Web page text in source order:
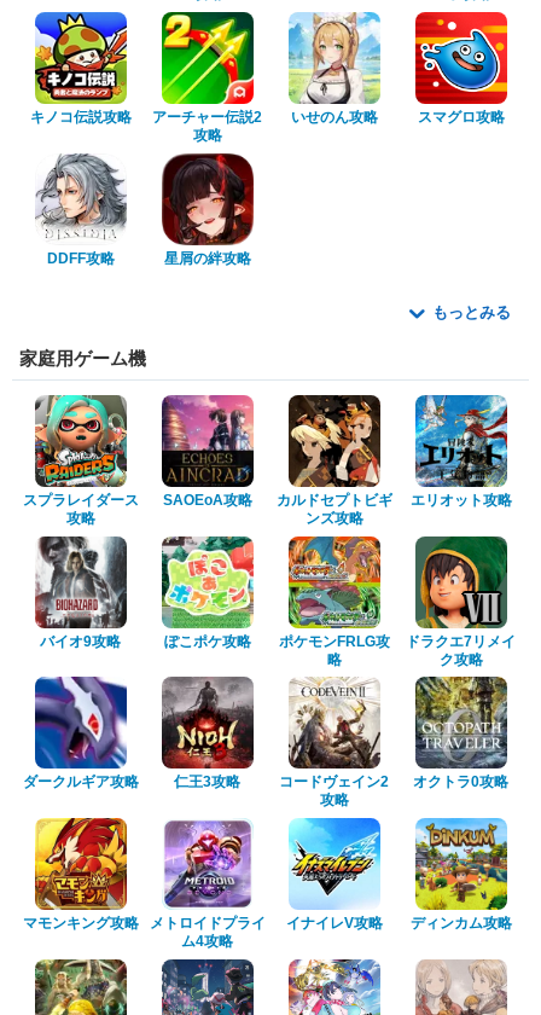
キノコ伝説攻略
アーチャー伝説2
攻略
いせのん攻略 スマグロ攻略
DDFF攻略 星屑の絆攻略
もっとみる
家庭用ゲーム機
スプラレイダース
攻略
SAOEoA攻略
カルドセプトビギ
ンズ攻略
エリオット攻略
バイオ9攻略 ぽこポケ攻略
ポケモンFRLG攻
略
ドラクエ7リメイ
ク攻略
ダークルギア攻略 仁王3攻略
コードヴェイン2
攻略
オクトラ0攻略
マモンキング攻略
メトロイドプライ
ム4攻略
イナイレV攻略 ディンカム攻略